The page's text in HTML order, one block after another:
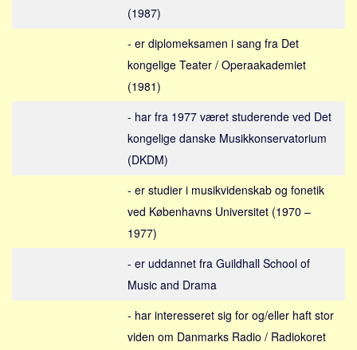
Økonomi
Statistik
Meta
(1987)
- er diplomeksamen i sang fra Det
kongelige Teater / Operaakademiet
(1981)
- har fra 1977 været studerende ved Det
kongelige danske Musikkonservatorium
(DKDM)
- er studier i musikvidenskab og fonetik
ved Københavns Universitet (1970 –
1977)
- er uddannet fra Guildhall School of
Music and Drama
- har interesseret sig for og/eller haft stor
viden om Danmarks Radio / Radiokoret